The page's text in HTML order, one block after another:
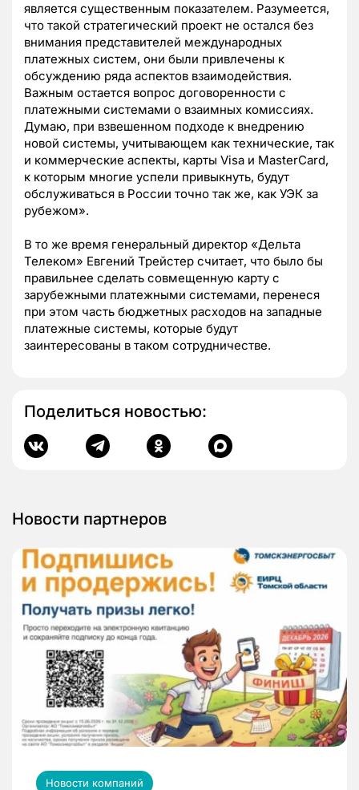
является существенным показателем. Разумеется,
что такой стратегический проект не остался без
внимания представителей международных
платежных систем, они были привлечены к
обсуждению ряда аспектов взаимодействия.
Важным остается вопрос договоренности с
платежными системами о взаимных комиссиях.
Думаю, при взвешенном подходе к внедрению
новой системы, учитывающем как технические, так
и коммерческие аспекты, карты Visa и MasterCard,
к которым многие успели привыкнуть, будут
обслуживаться в России точно так же, как УЭК за
рубежом».
В то же время генеральный директор «Дельта
Телеком» Евгений Трейстер считает, что было бы
правильнее сделать совмещенную карту с
зарубежными платежными системами, перенеся
при этом часть бюджетных расходов на западные
платежные системы, которые будут
заинтересованы в таком сотрудничестве.
Поделиться новостью:
Новости партнеров
Новости компаний